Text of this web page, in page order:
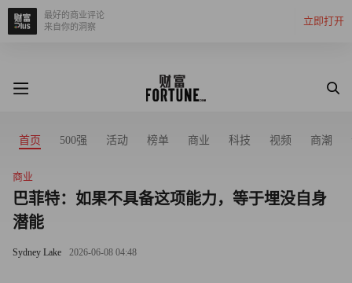
立即打开
最好的商业评论
来自你的洞察
首页 500强 活动 榜单 商业 科技 视频 商潮
商业
巴菲特：如果不具备这项能力，等于埋没自身
潜能
Sydney Lake 2026-06-08 04:48